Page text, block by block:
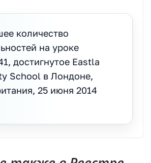
количество
на уроке
достигнутое Eastla
School в Лондоне,
25 июня 2014